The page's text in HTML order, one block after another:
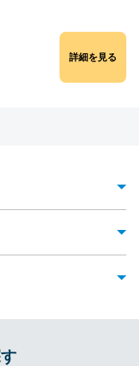
詳細を見る
取市を代表する観光スポッ
、鳥取ならではの体験が
礼金なしで鳥取市のアパ
周辺にあるのが魅力で
考慮することが大切です。
京で220,000円、大阪で
動産を借りるメリ